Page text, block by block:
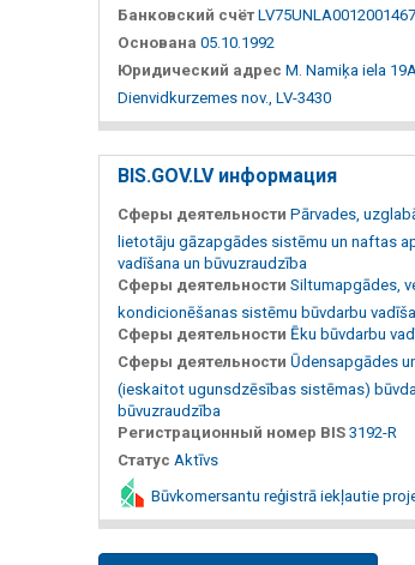
Банковский счёт
Основана 05.10.1992
Юридический адрес M. Namiķa iela
Dienvidkurzemes nov., LV-3430
BIS.GOV.LV информация
Сферы деятельности Pārvades,
lietotāju gāzapgādes sistēmu un naftas
vadīšana un būvuzraudzība
Сферы деятельности Siltumapgādes,
kondicionēšanas sistēmu būvdarbu
Сферы деятельности Ēku būvdarbu
Сферы деятельности Ūdensapgādes
(ieskaitot ugunsdzēsības sistēmas)
būvuzraudzība
Регистрационный номер BIS 3192-R
Статус Aktīvs
Būvkomersantu reģistrā iekļautie